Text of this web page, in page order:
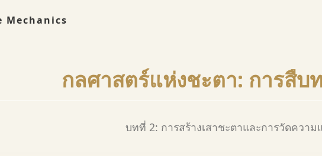
Mechanics
กลศาสตร์แห่งชะตา: การสืบ
บทที่ 2: การสร้างเสาชะตาและการวัดความ